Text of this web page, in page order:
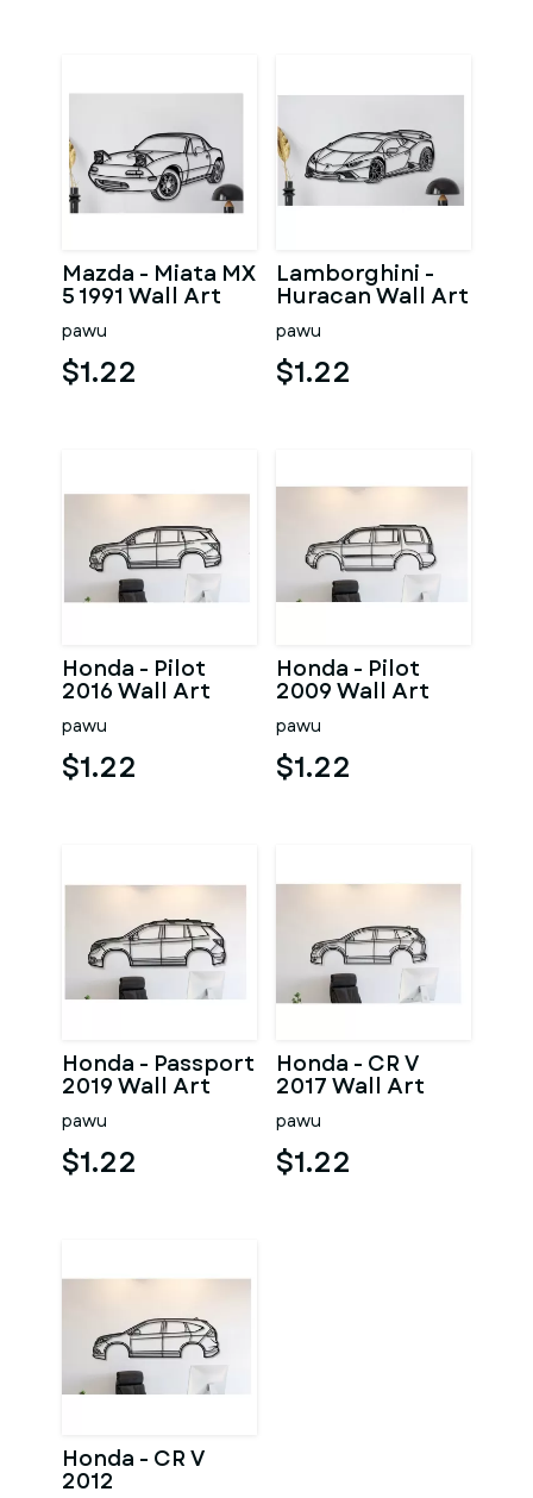
Mazda - Miata MX
5 1991 Wall Art
pawu
$1.22
Lamborghini -
Huracan Wall Art
pawu
$1.22
Honda - Pilot
2016 Wall Art
pawu
$1.22
Honda - Pilot
2009 Wall Art
pawu
$1.22
Honda - Passport
2019 Wall Art
pawu
$1.22
Honda - CR V
2017 Wall Art
pawu
$1.22
Honda - CR V
2012